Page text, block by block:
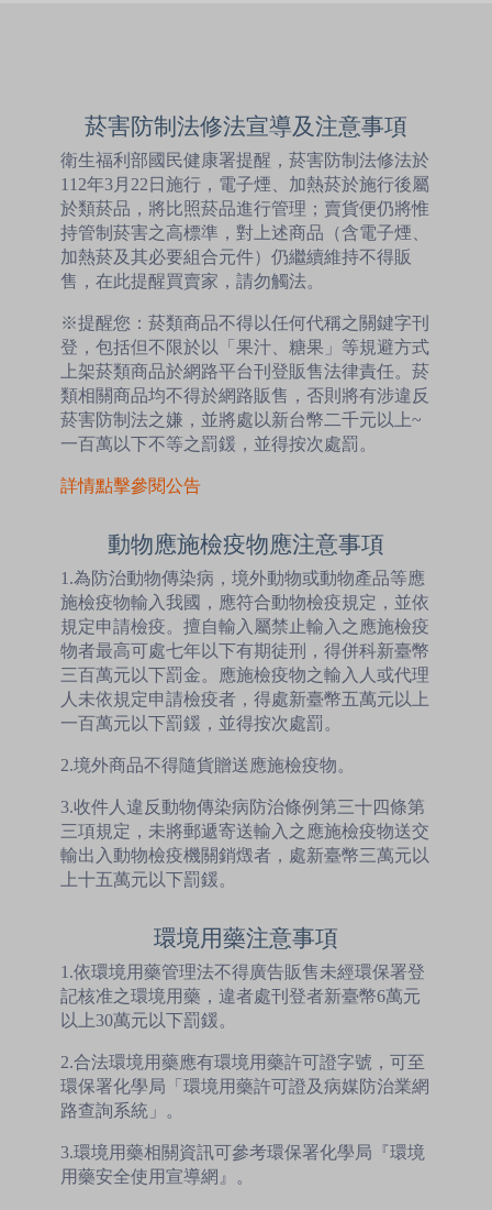
菸害防制法修法宣導及注意事項
衛生福利部國民健康署提醒，菸害防制法修法於
112年3月22日施行，電子煙、加熱菸於施行後屬
於類菸品，將比照菸品進行管理；賣貨便仍將惟
持管制菸害之高標準，對上述商品（含電子煙、
加熱菸及其必要組合元件）仍繼續維持不得販
售，在此提醒買賣家，請勿觸法。
※提醒您：菸類商品不得以任何代稱之關鍵字刊
登，包括但不限於以「果汁、糖果」等規避方式
上架菸類商品於網路平台刊登販售法律責任。菸
類相關商品均不得於網路販售，否則將有涉違反
菸害防制法之嫌，並將處以新台幣二千元以上~
一百萬以下不等之罰鍰，並得按次處罰。
詳情點擊參閱公告
動物應施檢疫物應注意事項
1.為防治動物傳染病，境外動物或動物產品等應
施檢疫物輸入我國，應符合動物檢疫規定，並依
規定申請檢疫。擅自輸入屬禁止輸入之應施檢疫
物者最高可處七年以下有期徒刑，得併科新臺幣
三百萬元以下罰金。應施檢疫物之輸入人或代理
人未依規定申請檢疫者，得處新臺幣五萬元以上
一百萬元以下罰鍰，並得按次處罰。
2.境外商品不得隨貨贈送應施檢疫物。
3.收件人違反動物傳染病防治條例第三十四條第
三項規定，未將郵遞寄送輸入之應施檢疫物送交
輸出入動物檢疫機關銷燬者，處新臺幣三萬元以
上十五萬元以下罰鍰。
環境用藥注意事項
1.依環境用藥管理法不得廣告販售未經環保署登
記核准之環境用藥，違者處刊登者新臺幣6萬元
以上30萬元以下罰鍰。
2.合法環境用藥應有環境用藥許可證字號，可至
環保署化學局「環境用藥許可證及病媒防治業網
路查詢系統」。
3.環境用藥相關資訊可參考環保署化學局『環境
用藥安全使用宣導網』。